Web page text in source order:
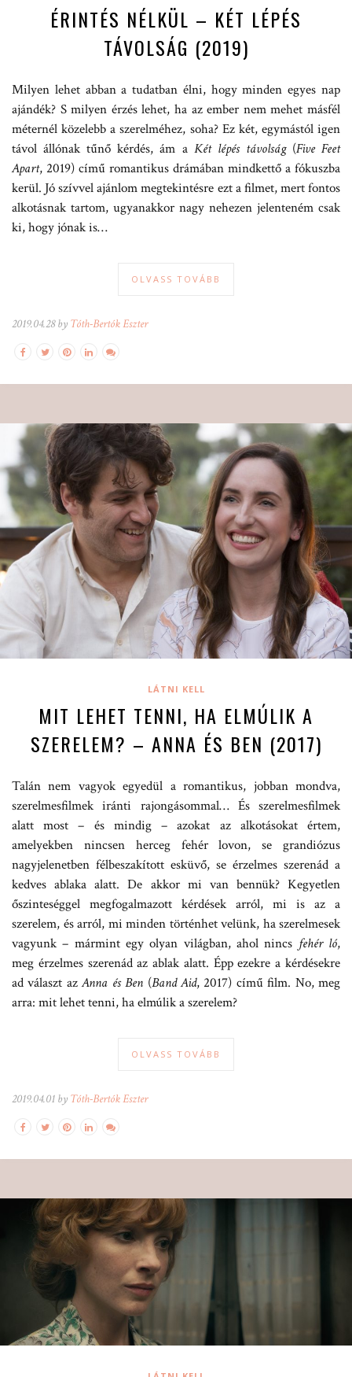
ÉRINTÉS NÉLKÜL – KÉT LÉPÉS
TÁVOLSÁG (2019)
Milyen lehet abban a tudatban élni, hogy minden egyes nap
ajándék? S milyen érzés lehet, ha az ember nem mehet másfél
méternél közelebb a szerelméhez, soha? Ez két, egymástól igen
távol állónak tűnő kérdés, ám a Két lépés távolság(Five Feet
Apart, 2019) című romantikus drámában mindkettő a fókuszba
kerül. Jó szívvel ajánlom megtekintésre ezt a filmet, mert fontos
alkotásnak tartom, ugyanakkor nagy nehezen jelenteném csak
ki, hogy jónak is…
OLVASS TOVÁBB
2019.04.28 by Tóth-Bertók Eszter
LÁTNI KELL
MIT LEHET TENNI, HA ELMÚLIK A
SZERELEM? – ANNA ÉS BEN (2017)
Talán nem vagyok egyedül a romantikus, jobban mondva,
szerelmesfilmek iránti rajongásommal… És szerelmesfilmek
alatt most – és mindig – azokat az alkotásokat értem,
amelyekben nincsen herceg fehér lovon, se grandiózus
nagyjelenetben félbeszakított esküvő, se érzelmes szerenád a
kedves ablaka alatt. De akkor mi van bennük? Kegyetlen
őszinteséggel megfogalmazott kérdések arról, mi is az a
szerelem, és arról, mi minden történhet velünk, ha szerelmesek
vagyunk – mármint egy olyan világban, ahol nincs fehér ló,
meg érzelmes szerenád az ablak alatt. Épp ezekre a kérdésekre
ad választ azAnna és Ben (Band Aid, 2017) című film. No, meg
arra: mit lehet tenni, ha elmúlik a szerelem?
OLVASS TOVÁBB
2019.04.01 by Tóth-Bertók Eszter